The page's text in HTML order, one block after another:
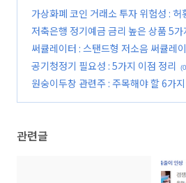
가상화폐 코인 거래소 투자 위험성 : 허
이 화를 부른다 (0)
저축은행 정기예금 금리 높은 상품 5
년 5월자 (0)
써큘레이터 : 스탠드형 저소음 써큘레
기 랭킹 7선
(0)
공기청정기 필요성 : 5가지 이점 정리
원숭이두창 관련주 : 주목해야 할 6가
관련글